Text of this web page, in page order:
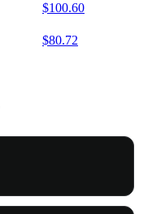
$100.60
$80.72